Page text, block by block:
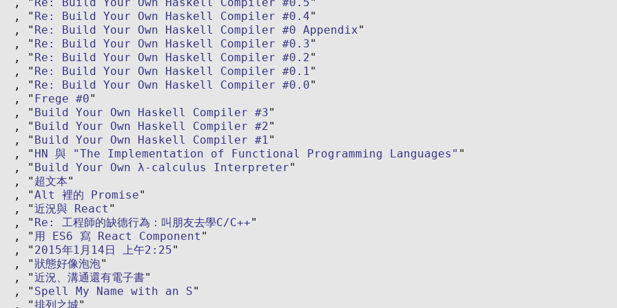
Re: Build Your Own Haskell Compiler #0.4
Re: Build Your Own Haskell Compiler #0 Appendix
Re: Build Your Own Haskell Compiler #0.3
Re: Build Your Own Haskell Compiler #0.2
Re: Build Your Own Haskell Compiler #0.1
Re: Build Your Own Haskell Compiler #0.0
Frege #0
Build Your Own Haskell Compiler #3
Build Your Own Haskell Compiler #2
Build Your Own Haskell Compiler #1
HN 與 "The Implementation of Functional Programming Languages"
Build Your Own λ-calculus Interpreter
超文本
Alt 裡的 Promise
近況與 React
Re: 工程師的缺德行為：叫朋友去學C/C++
用 ES6 寫 React Component
2015年1月14日 上午2:25
狀態好像泡泡
近況、溝通還有電子書
Spell My Name with an S
排列之城